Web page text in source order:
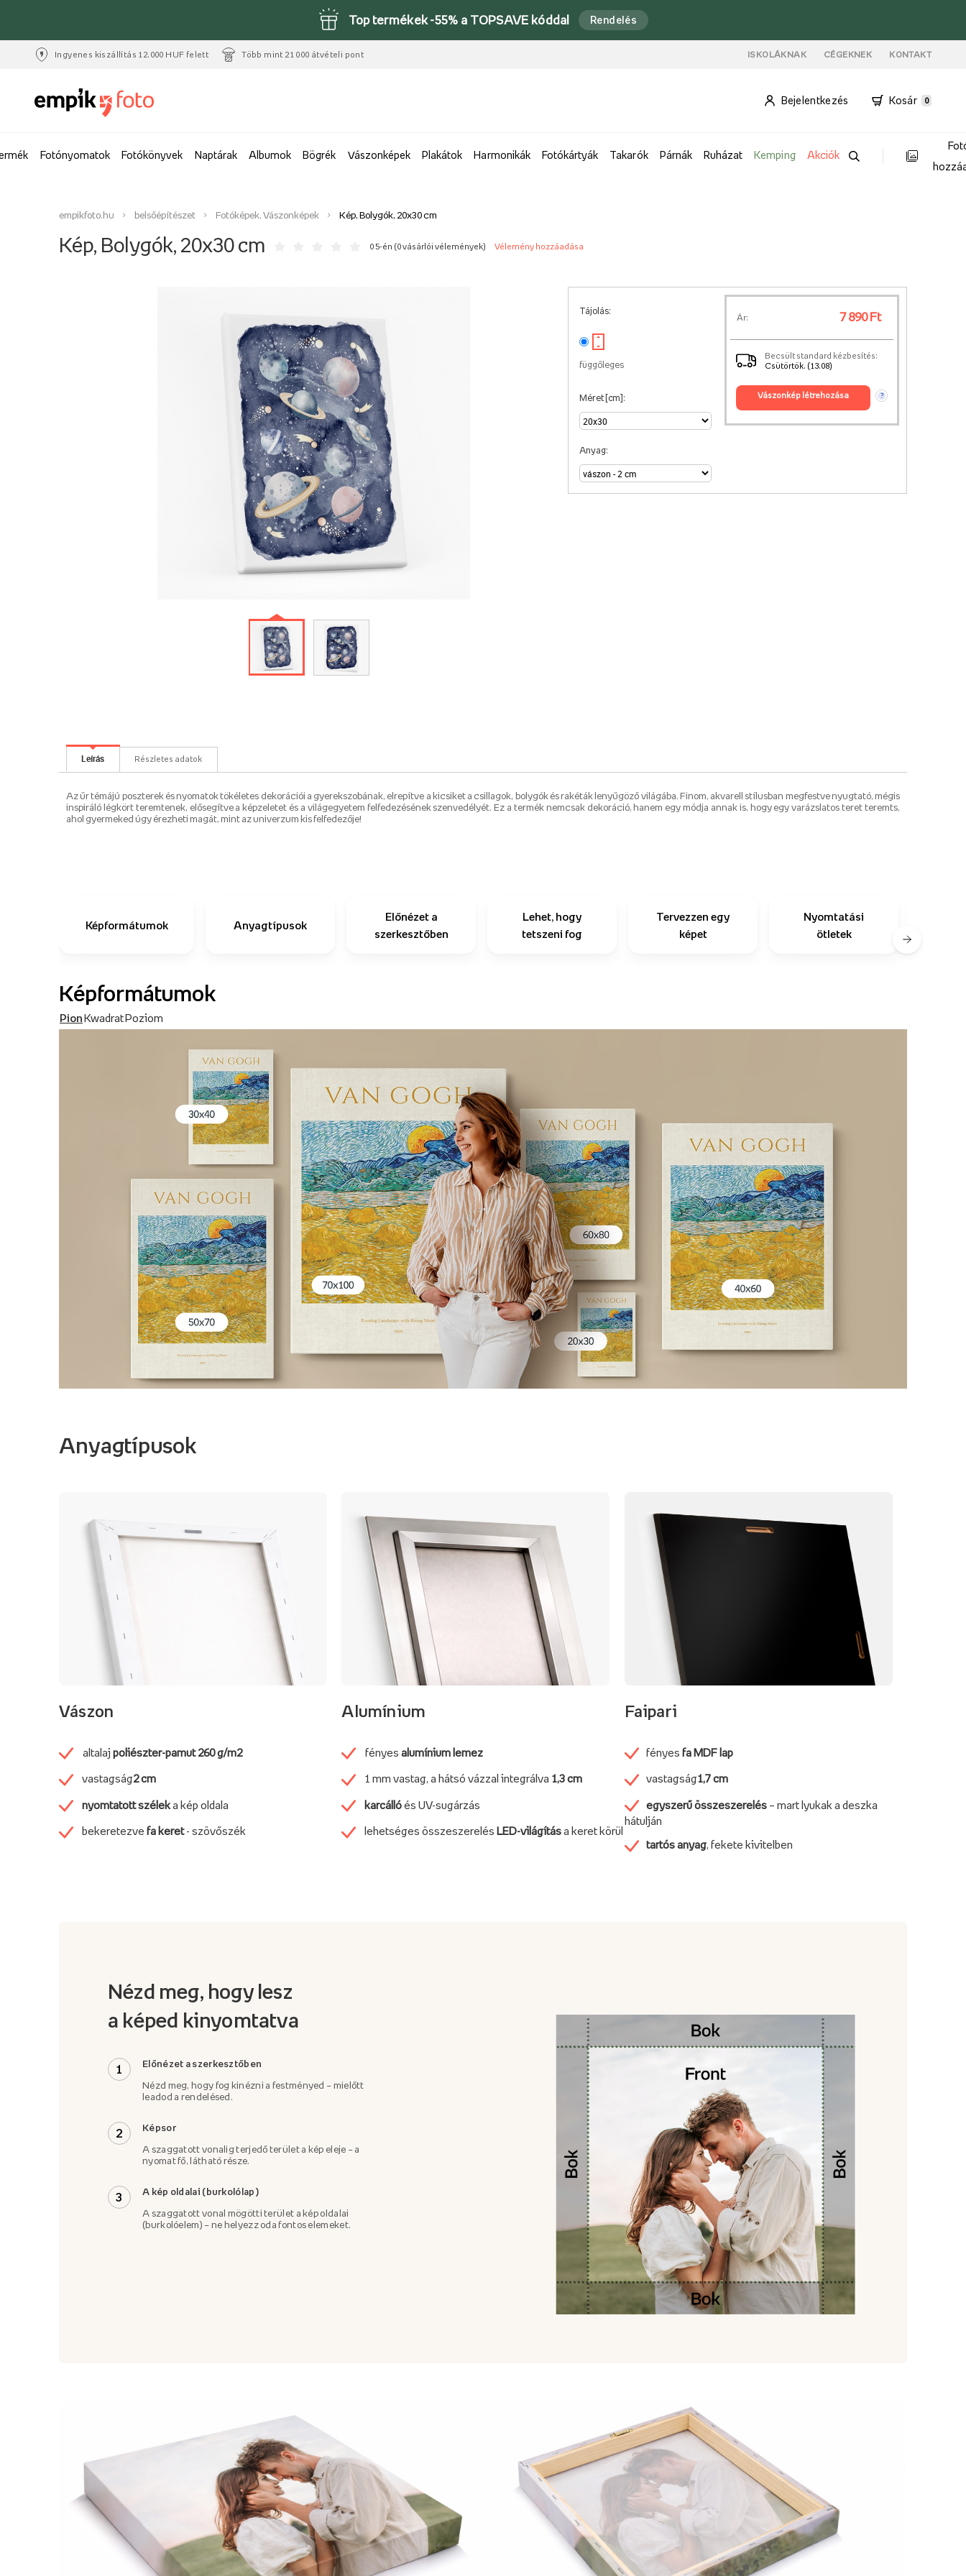
Top termékek -55% a TOPSAVE kóddal Rendelés
Ingyenes kiszállítás 12.000 HUF felett Több mint 21 000 átvételi pont ISKOLÁKNAK CÉGEKNEK KONTAKT
Bejelentkezés Kosár 0
Fotónyomatok Fotókönyvek Naptárak Albumok Bögrék Vászonképek Plakátok Harmonikák Fotókártyák Takarók Párnák Ruházat Kemping Akciók
empikfoto.hu belsőépítészet Fotóképek, Vászonképek Kép, Bolygók, 20x30 cm
Kép, Bolygók, 20x30 cm 0 5-én (0 vásárlói vélemények) Vélemény hozzáadása
Tájolás:
függőleges
Méret [cm]:
Anyag:
Ár: 7 890 Ft
Becsült standard kézbesítés:
Csütörtök. (13.08)
vászonkép létrehozása ?
Leírás Részletes adatok
Az űr témájú poszterek és nyomatok tökéletes dekorációi a gyerekszobának, elrepítve a kicsiket a csillagok, bolygók és rakéták lenyűgöző világába. Finom, akvarell stílusban megfestve nyugtató, mégis
inspiráló légkört teremtenek, elősegítve a képzeletet és a világegyetem felfedezésének szenvedélyét. Ez a termék nemcsak dekoráció, hanem egy módja annak is, hogy egy varázslatos teret teremts,
ahol gyermeked úgy érezheti magát, mint az univerzum kis felfedezője!
Képformátumok Anyagtípusok
Előnézet a
szerkesztőben
Lehet, hogy
tetszeni fog
Tervezzen egy
képet
Nyomtatási
ötletek
Képformátumok
PionKwadratPoziom
Anyagtípusok
Vászon
altalaj poliészter-pamut 260 g/m2
vastagság2 cm
nyomtatott széleka kép oldala
bekeretezve fa keret- szövőszék
Alumínium
fényesalumínium lemez
1 mm vastag, a hátsó vázzal integrálva 1,3 cm
karcállóés UV-sugárzás
lehetséges összeszerelés LED-világítása keret körül
Faipari
fényes fa MDF lap
vastagság1,7 cm
egyszerű összeszerelés– mart lyukak a deszka
hátulján
tartós anyag, fekete kivitelben
Nézd meg, hogy lesz
a képed kinyomtatva
1 Előnézet a szerkesztőben
Nézd meg, hogy fog kinézni a festményed – mielőtt
leadod a rendelésed.
2 Képsor
A szaggatott vonalig terjedő terület a kép eleje – a
nyomat fő, látható része.
3 A kép oldalai (burkolólap)
A szaggatott vonal mögötti terület a kép oldalai
(burkolóelem) – ne helyezz oda fontos elemeket.